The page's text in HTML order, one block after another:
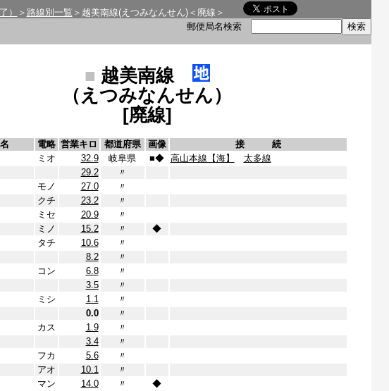
） ＞ 路線別一覧 ＞越美南線(えつみなんせん)＜廃線＞
郵便局名検索
■ 越美南線
（えつみなんせん）
[廃線]
電略 営業キロ 都道府県 画像
接 続
ミオ 32.9 岐阜県 ■◆ 高山本線【海】
太多線
29.2
〃
モノ 27.0
〃
クチ 23.2
〃
ミセ 20.9
〃
ミノ 15.2 〃
◆
タチ 10.6
〃
8.2
〃
コン 6.8
〃
3.5
〃
ミシ 1.1
〃
0.0
〃
カス 1.9
〃
3.4
〃
フカ 5.6
〃
アオ 10.1
〃
マン 14.0 〃
◆